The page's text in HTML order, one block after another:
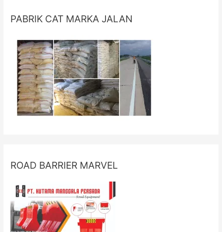
PABRIK CAT MARKA JALAN
ROAD BARRIER MARVEL